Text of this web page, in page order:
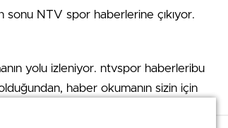
sonu NTV spor haberlerine çıkıyor.
yolu izleniyor. ntvspor haberleribu
haber okumanın sizin için
haberler sizi bu alanda bilgili kılmak